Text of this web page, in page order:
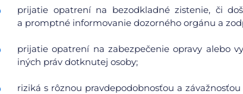
prijatie opatrení na bezodkladné zistenie, či
a promptné informovanie dozorného orgánu a
prijatie opatrení na zabezpečenie opravy alebo
iných práv dotknutej osoby;
riziká s rôznou pravdepodobnosťou a